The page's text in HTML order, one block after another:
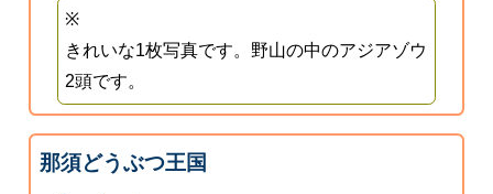
※
きれいな1枚写真です。野山の中のアジアゾウ
2頭です。
那須どうぶつ王国